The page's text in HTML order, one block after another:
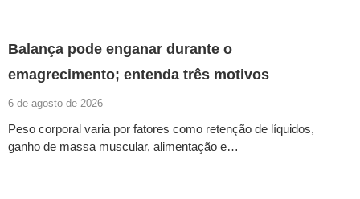
Balança pode enganar durante o
emagrecimento; entenda três motivos
6 de agosto de 2026
Peso corporal varia por fatores como retenção de líquidos,
ganho de massa muscular, alimentação e…